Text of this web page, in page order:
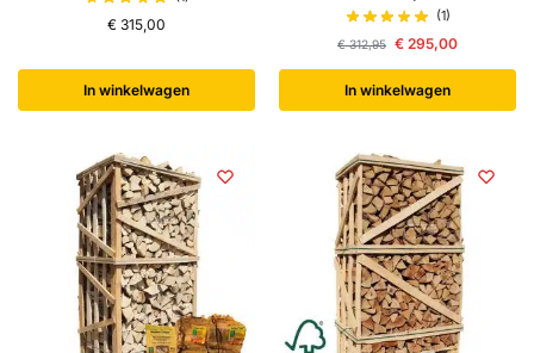
€ 315,00
In winkelwagen
(1)
€312,95 € 295,00
In winkelwagen